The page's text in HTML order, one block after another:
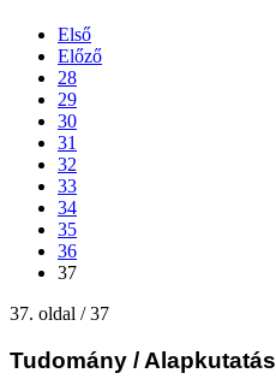
Első
Előző
28
29
30
31
32
33
34
35
36
37
37. oldal / 37
Tudomány / Alapkutatás